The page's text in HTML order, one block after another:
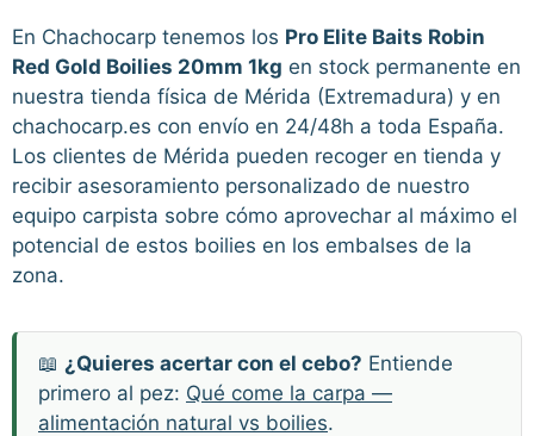
En Chachocarp tenemos los Pro Elite Baits Robin
Red Gold Boilies 20mm 1kg en stock permanente en
nuestra tienda física de Mérida (Extremadura) y en
chachocarp.es con envío en 24/48h a toda España.
Los clientes de Mérida pueden recoger en tienda y
recibir asesoramiento personalizado de nuestro
equipo carpista sobre cómo aprovechar al máximo el
potencial de estos boilies en los embalses de la
zona.
📖 ¿Quieres acertar con el cebo? Entiende
primero al pez: Qué come la carpa —
alimentación natural vs boilies.